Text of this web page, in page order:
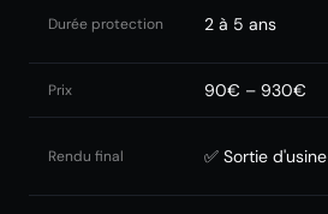
Durée protection 2 à 5 ans
Prix 90€ – 930€
Rendu final ✅ Sortie d'usine